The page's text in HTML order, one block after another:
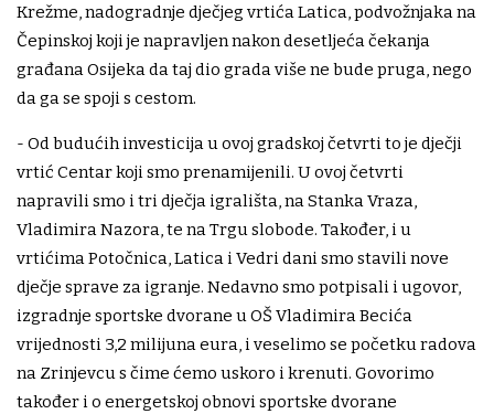
Krežme, nadogradnje dječjeg vrtića Latica, podvožnjaka na
Čepinskoj koji je napravljen nakon desetljeća čekanja
građana Osijeka da taj dio grada više ne bude pruga, nego
da ga se spoji s cestom.
- Od budućih investicija u ovoj gradskoj četvrti to je dječji
vrtić Centar koji smo prenamijenili. U ovoj četvrti
napravili smo i tri dječja igrališta, na Stanka Vraza,
Vladimira Nazora, te na Trgu slobode. Također, i u
vrtićima Potočnica, Latica i Vedri dani smo stavili nove
dječje sprave za igranje. Nedavno smo potpisali i ugovor,
izgradnje sportske dvorane u OŠ Vladimira Becića
vrijednosti 3,2 milijuna eura, i veselimo se početku radova
na Zrinjevcu s čime ćemo uskoro i krenuti. Govorimo
također i o energetskoj obnovi sportske dvorane